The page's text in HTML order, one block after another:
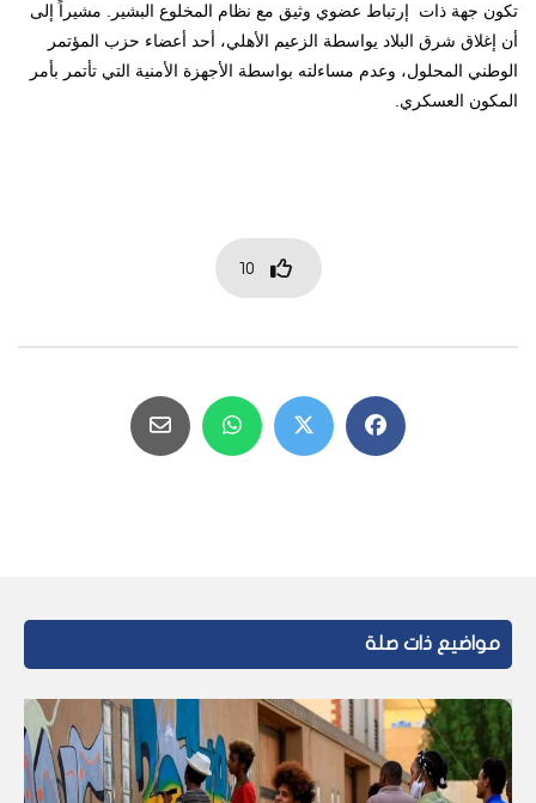
تكون جهة ذات إرتباط عضوي وثيق مع نظام المخلوع البشير. مشيراً إلى
أن إغلاق شرق البلاد يواسطة الزعيم الأهلي، أحد أعضاء حزب المؤتمر
الوطني المحلول، وعدم مساءلته بواسطة الأجهزة الأمنية التي تأتمر بأمر
المكون العسكري.
10
مواضيع ذات صلة